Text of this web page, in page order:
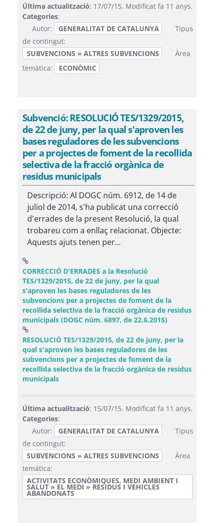
Última actualització: 17/07/15. Modificat fa 11 anys.
Categories:
Autor:
GENERALITAT DE CATALUNYA
Tipus
de contingut:
SUBVENCIONS » ALTRES SUBVENCIONS
Àrea
temàtica:
ECONÒMIC
Subvenció: RESOLUCIÓ TES/1329/2015,
de 22 de juny, per la qual s'aproven les
bases reguladores de les subvencions
per a projectes de foment de la recollida
selectiva de la fracció orgànica de
residus municipals
Descripció: Al DOGC núm. 6912, de 14 de
juliol de 2014, s'ha publicat una correcció
d'errades de la present Resolució, la qual
trobareu com a enllaç relacionat. Objecte:
Aquests ajuts tenen per...
CORRECCIÓ D'ERRADES a la Resolució
TES/1329/2015, de 22 de juny, per la qual
s'aproven les bases reguladores de les
subvencions per a projectes de foment de la
recollida selectiva de la fracció orgànica de residus
municipals (DOGC núm. 6897, de 22.6.2015)(Obre una
RESOLUCIÓ TES/1329/2015, de 22 de juny, per la
qual s'aproven les bases reguladores de les
subvencions per a projectes de foment de la
recollida selectiva de la fracció orgànica de residus
municipals(Obre una finestra nova)
Última actualització: 15/07/15. Modificat fa 11 anys.
Categories:
Autor:
GENERALITAT DE CATALUNYA
Tipus
de contingut:
SUBVENCIONS » ALTRES SUBVENCIONS
Àrea
temàtica:
ACTIVITATS ECONÒMIQUES, MEDI AMBIENT I
SALUT » EL MEDI » RESIDUS I VEHICLES
ABANDONATS